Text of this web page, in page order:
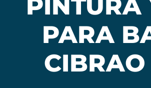
PINTURA
PARA